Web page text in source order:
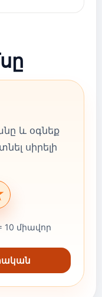
և օգնեք
սիրելի
10 միավոր